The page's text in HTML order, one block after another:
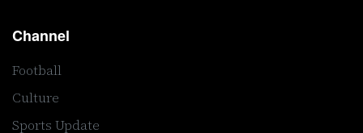
Channel
Football
Culture
Sports Update